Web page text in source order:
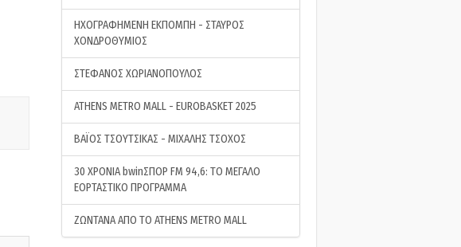
ΗΧΟΓΡΑΦΗΜΕΝΗ ΕΚΠΟΜΠΗ - ΣΤΑΥΡΟΣ
ΧΟΝΔΡΟΘΥΜΙΟΣ
ΣΤΕΦΑΝΟΣ ΧΩΡΙΑΝΟΠΟΥΛΟΣ
ATHENS METRO MALL - EUROBASKET 2025
ΒΑΪΟΣ ΤΣΟΥΤΣΙΚΑΣ - ΜΙΧΑΛΗΣ ΤΣΟΧΟΣ
30 ΧΡΟΝΙΑ bwinΣΠΟΡ FM 94,6: ΤΟ ΜΕΓΑΛΟ
ΕΟΡΤΑΣΤΙΚΟ ΠΡΟΓΡΑΜΜΑ
ΖΩΝΤΑΝΑ ΑΠΟ ΤΟ ATHENS METRO MALL